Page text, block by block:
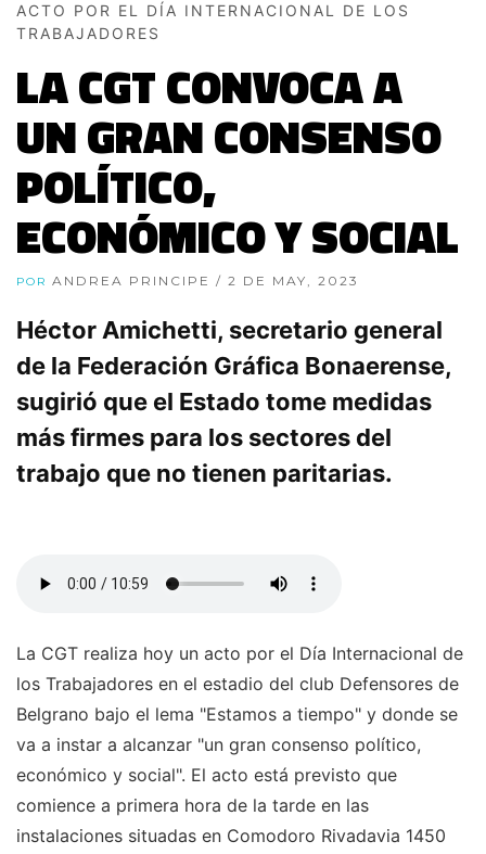
ACTO POR EL DÍA INTERNACIONAL DE LOS
TRABAJADORES
LA CGT CONVOCA A
UN GRAN CONSENSO
POLÍTICO,
ECONÓMICO Y SOCIAL
POR ANDREA PRINCIPE / 2 DE MAY, 2023
Héctor Amichetti, secretario general
de la Federación Gráfica Bonaerense,
sugirió que el Estado tome medidas
más firmes para los sectores del
trabajo que no tienen paritarias.
La CGT realiza hoy un acto por el Día Internacional de
los Trabajadores en el estadio del club Defensores de
Belgrano bajo el lema "Estamos a tiempo" y donde se
va a instar a alcanzar "un gran consenso político,
económico y social". El acto está previsto que
comience a primera hora de la tarde en las
instalaciones situadas en Comodoro Rivadavia 1450